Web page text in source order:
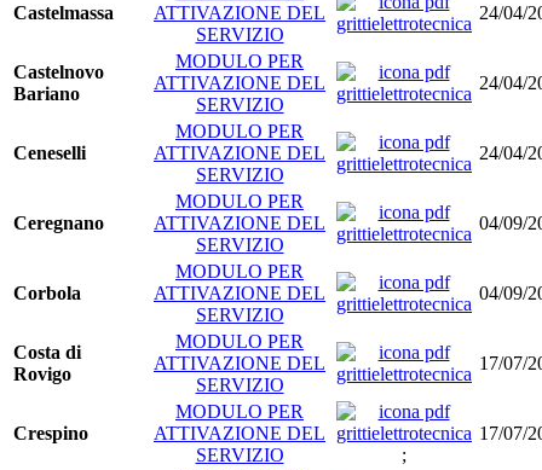
Castelmassa
ATTIVAZIONE DEL
SERVIZIO
24/04/
Castelnovo
Bariano
MODULO PER
ATTIVAZIONE DEL
SERVIZIO
24/04/
Ceneselli
MODULO PER
ATTIVAZIONE DEL
SERVIZIO
24/04/
Ceregnano
MODULO PER
ATTIVAZIONE DEL
SERVIZIO
04/09/
Corbola
MODULO PER
ATTIVAZIONE DEL
SERVIZIO
04/09/
Costa di
Rovigo
MODULO PER
ATTIVAZIONE DEL
SERVIZIO
17/07/
Crespino
MODULO PER
ATTIVAZIONE DEL
SERVIZIO
;
17/07/